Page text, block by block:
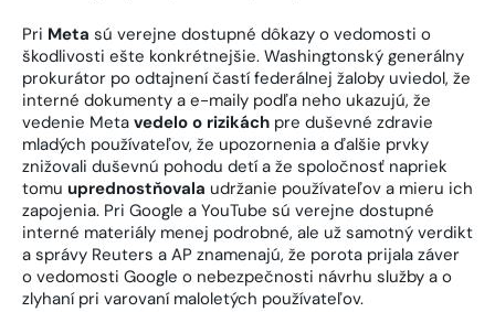
Pri Meta sú verejne dostupné dôkazy o vedomosti o
škodlivosti ešte konkrétnejšie. Washingtonský generálny
prokurátor po odtajnení častí federálnej žaloby uviedol, že
interné dokumenty a e-maily podľa neho ukazujú, že
vedenie Meta vedelo o rizikách pre duševné zdravie
mladých používateľov, že upozornenia a ďalšie prvky
znižovali duševnú pohodu detí a že spoločnosť napriek
tomu uprednostňovala udržanie používateľov a mieru ich
zapojenia. Pri Google a YouTube sú verejne dostupné
interné materiály menej podrobné, ale už samotný verdikt
a správy Reuters a AP znamenajú, že porota prijala záver
o vedomosti Google o nebezpečnosti návrhu služby a o
zlyhaní pri varovaní maloletých používateľov.